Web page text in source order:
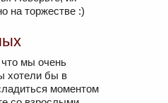
на торжестве :)
мы очень
хотели бы в
моментом